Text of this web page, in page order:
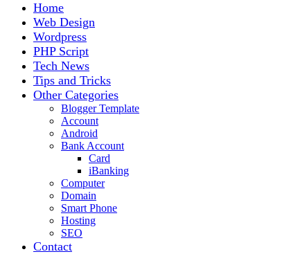
Home
Web Design
Wordpress
PHP Script
Tech News
Tips and Tricks
Other Categories
Blogger Template
Account
Android
Bank Account
Card
iBanking
Computer
Domain
Smart Phone
Hosting
SEO
Contact